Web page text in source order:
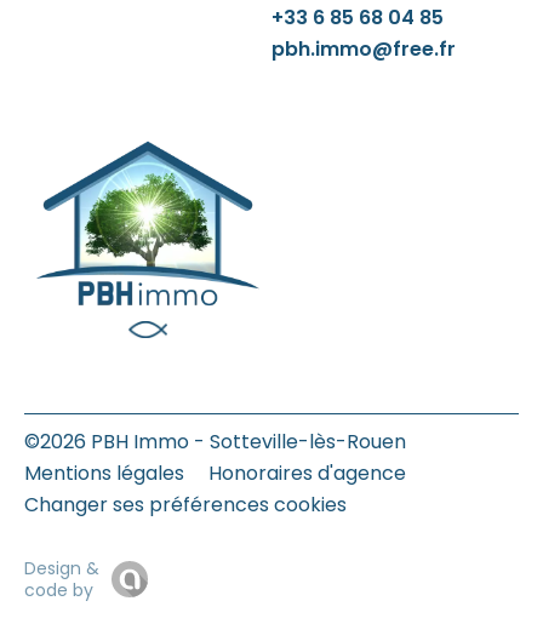
+33 6 85 68 04 85
pbh.immo@free.fr
©2026 PBH Immo - Sotteville-lès-Rouen
Mentions légales
Honoraires d'agence
Changer ses préférences cookies
Design &
code by